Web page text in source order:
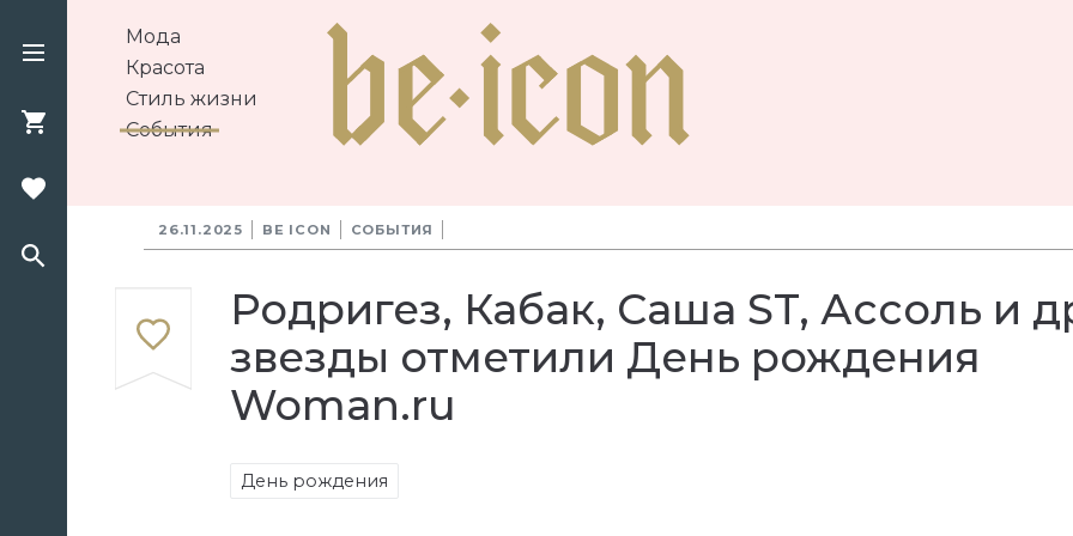
Мода
Красота
Стиль жизни
События
26.11.2025 BE ICON СОБЫТИЯ
Родригез, Кабак, Саша ST, Ассоль и
звезды отметили День рождения
Woman.ru
День рождения